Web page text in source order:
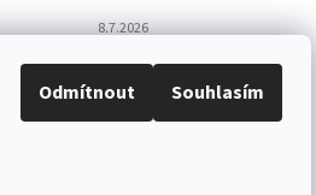
Odmítnout Souhlasím
8.7.2026
Nejlepší deskové hry:
výběr, který frčí v celém
Česku